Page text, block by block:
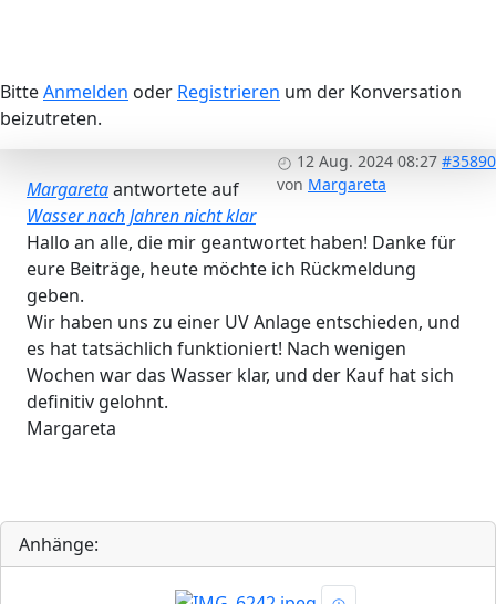
BitteAnmelden oder Registrieren um der Konversation
beizutreten.
12 Aug. 2024 08:27 #35890
von Margareta
Margaretaantwortete auf
Wasser nach Jahren nicht klar
Hallo an alle, die mir geantwortet haben! Danke für
eure Beiträge, heute möchte ich Rückmeldung
geben.
Wir haben uns zu einer UV Anlage entschieden, und
es hat tatsächlich funktioniert! Nach wenigen
Wochen war das Wasser klar, und der Kauf hat sich
definitiv gelohnt.
Margareta
Anhänge: